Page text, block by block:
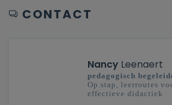
CONTACT
Nancy Leenaert
pedagogisch
Op.stap, leerroutes
effectieve didactiek